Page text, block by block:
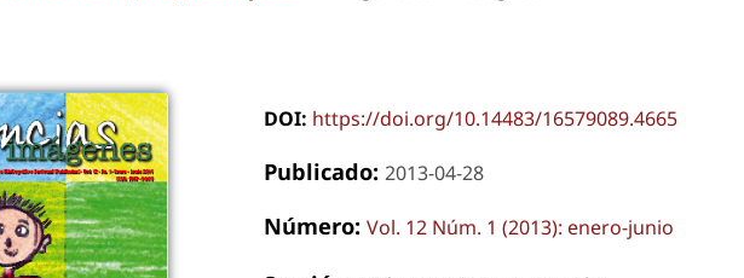
DOI: https://doi.org/10.14483/16579089.4665
Publicado: 2013-04-28
Número: Vol. 12 Núm. 1 (2013): enero-junio